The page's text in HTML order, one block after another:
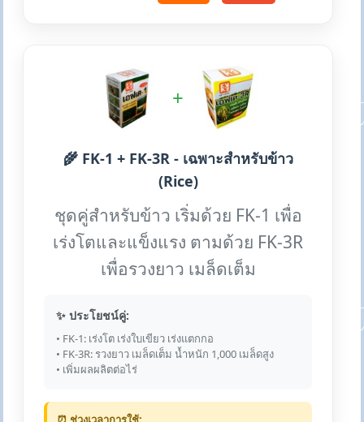
+
🌾 FK-1 + FK-3R - เฉพาะสำหรับข้าว
(Rice)
ชุดคู่สำหรับข้าว เริ่มด้วย FK-1 เพื่อ
เร่งโตและแข็งแรง ตามด้วย FK-3R
เพื่อรวงยาว เมล็ดเต็ม
✨ ประโยชน์คู่:
• FK-1: เร่งโต เร่งใบเขียว เร่งแตกกอ
• FK-3R: รวงยาว เมล็ดเต็ม น้ำหนัก 1,000 เมล็ดสูง
• เพิ่มผลผลิตต่อไร่